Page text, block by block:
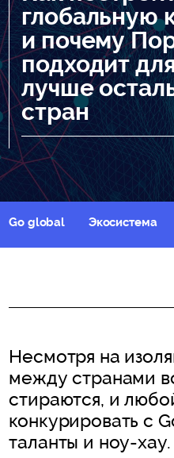
глобальную
и почему
подходит
лучше
стран
Go global Экосистема
Несмотря на
между странами
стираются, и
конкурировать с
таланты и ноу-хау.